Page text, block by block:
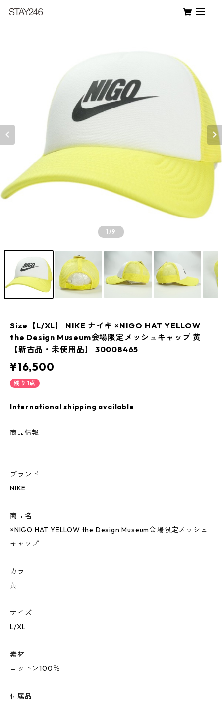
1/9
Size【L/XL】 NIKE ナイキ ×NIGO HAT YELLOW
the Design Museum会場限定メッシュキャップ 黄
【新古品・未使用品】 30008465
¥16,500
残り1点
International shipping available
商品情報
ブランド
NIKE
商品名
×NIGO HAT YELLOW the Design Museum会場限定メッシュ
キャップ
カラー
黄
サイズ
L/XL
素材
コットン100％
付属品